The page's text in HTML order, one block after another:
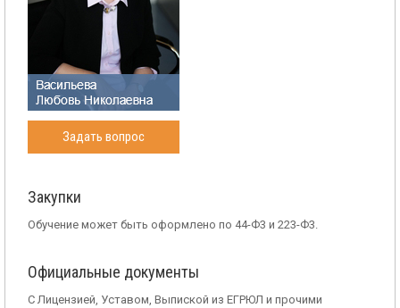
Задать вопрос
Закупки
Обучение может быть оформлено по 44-Ф3 и 223-Ф3.
Официальные документы
С Лицензией, Уставом, Выпиской из ЕГРЮЛ и прочими